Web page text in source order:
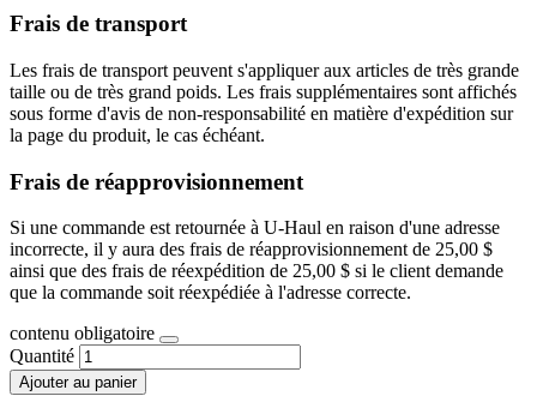
Frais de transport
Les frais de transport peuvent s'appliquer aux articles de très grande
taille ou de très grand poids. Les frais supplémentaires sont affichés
sous forme d'avis de non-responsabilité en matière d'expédition sur
la page du produit, le cas échéant.
Frais de réapprovisionnement
Si une commande est retournée à U-Haul en raison d'une adresse
incorrecte, il y aura des frais de réapprovisionnement de 25,00 $
ainsi que des frais de réexpédition de 25,00 $ si le client demande
que la commande soit réexpédiée à l'adresse correcte.
contenu obligatoire
Quantité
Ajouter au panier